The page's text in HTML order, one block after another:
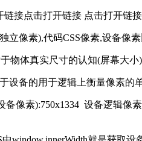
接点击打开链接 点击打开链接
立像素),代码CSS像素,设备像
于物体真实尺寸的认知(屏幕大
设备的用于逻辑上衡量像素
像素):750x1334 设备逻辑像